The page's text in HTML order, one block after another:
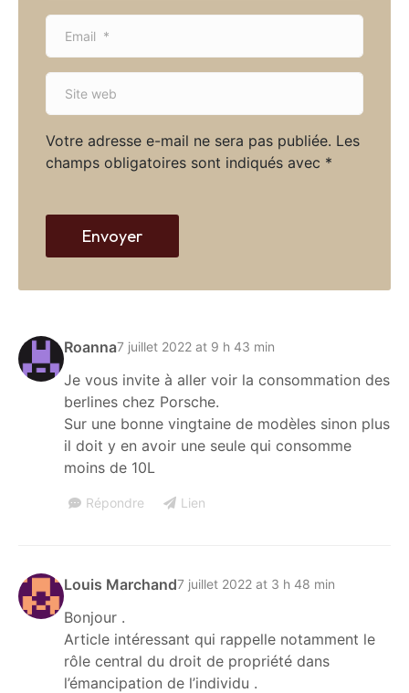
Roanna7 juillet 2022 at 9 h 43 min
Je vous invite à aller voir la consommation des
berlines chez Porsche.
Sur une bonne vingtaine de modèles sinon plus
il doit y en avoir une seule qui consomme
moins de 10L
Répondre Lien
Louis Marchand7 juillet 2022 at 3 h 48 min
Bonjour .
Article intéressant qui rappelle notamment le
rôle central du droit de propriété dans
l’émancipation de l’individu .
Votre adresse e-mail ne sera pas publiée. Les
champs obligatoires sont indiqués avec *
m
*
E
a
l
*
S
e
w
b
Envoyer